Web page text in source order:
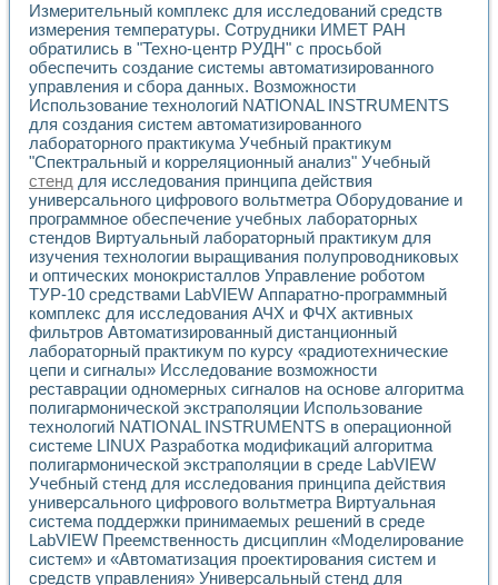
Измерительный комплекс для исследований средств
измерения температуры. Сотрудники ИМЕТ РАН
обратились в "Техно-центр РУДН" с просьбой
обеспечить создание системы автоматизированного
управления и сбора данных. Возможности
Использование технологий NATIONAL INSTRUMENTS
для создания систем автоматизированного
лабораторного практикума Учебный практикум
"Спектральный и корреляционный анализ" Учебный
стенд для исследования принципа действия
универсального цифрового вольтметра Оборудование и
программное обеспечение учебных лабораторных
стендов Виртуальный лабораторный практикум для
изучения технологии выращивания полупроводниковых
и оптических монокристаллов Управление роботом
ТУР-10 средствами LabVIEW Аппаратно-программный
комплекс для исследования АЧХ и ФЧХ активных
фильтров Автоматизированный дистанционный
лабораторный практикум по курсу «радиотехнические
цепи и сигналы» Исследование возможности
реставрации одномерных сигналов на основе алгоритма
полигармонической экстраполяции Использование
технологий NATIONAL INSTRUMENTS в операционной
системе LINUX Разработка модификаций алгоритма
полигармонической экстраполяции в среде LabVIEW
Учебный стенд для исследования принципа действия
универсального цифрового вольтметра Виртуальная
система поддержки принимаемых решений в среде
LabVIEW Преемственность дисциплин «Моделирование
систем» и «Автоматизация проектирования систем и
средств управления» Универсальный стенд для